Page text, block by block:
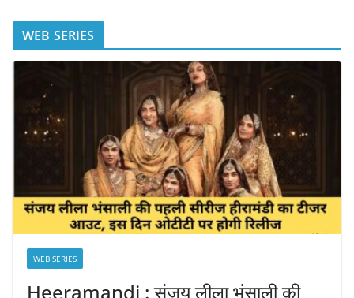
WEB SERIES
WEB SERIES
Heeramandi : संजय लीला भंसाली की